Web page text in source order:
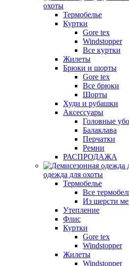
охоты
Термобелье
Куртки
Gore tex
Windstopper
Все куртки
Жилеты
Брюки и шорты
Gore tex
Все брюки
Шорты
Худи и рубашки
Аксессуары
Головные
Балаклава
Перчатки
Ремни
РАСПРОДАЖА
одежда для охоты
Термобелье
Все
Из шерсти
Утепление
Флис
Куртки
Gore tex
Windstopper
Жилеты
Windstopper